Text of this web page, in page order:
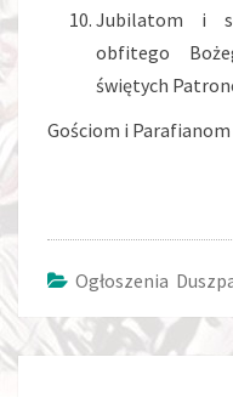
Jubilatom i
obfitego
świętych
Gościom i
Ogłoszenia
Post